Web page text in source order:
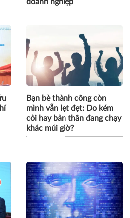
doanh nghiệp
Bạn bè thành công còn
mình vẫn lẹt đẹt: Do kém
cỏi hay bản thân đang chạy
khác múi giờ?